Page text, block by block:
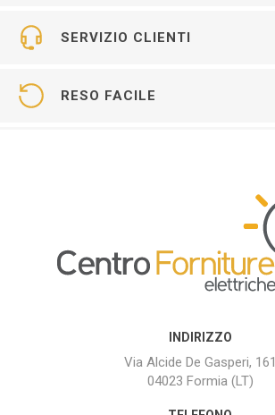
SERVIZIO CLIENTI
RESO FACILE
INDIRIZZO
Via Alcide De Gasperi, 161
04023 Formia (LT)